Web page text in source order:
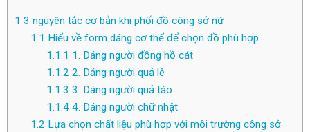
1 3 nguyên tắc cơ bản khi phối đồ công sở nữ
1.1 Hiểu về form dáng cơ thể để chọn đồ phù hợp
1.1.1 1. Dáng người đồng hồ cát
1.1.2 2. Dáng người quả lê
1.1.3 3. Dáng người quả táo
1.1.44. Dáng người chữ nhật
1.2 Lựa chọn chất liệu phù hợp với môi trường công sở